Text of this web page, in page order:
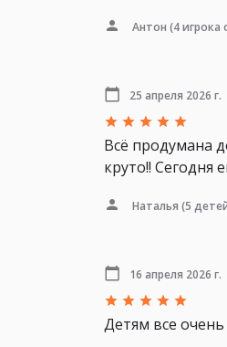
Антон (4 игрока
25 апреля 2026 г.
Всё продумана
круто!! Сегодня
Наталья (5
16 апреля 2026 г.
Детям все